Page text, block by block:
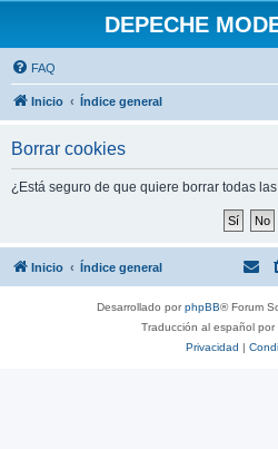
DEPECHE
FAQ
Inicio Índice general
Borrar cookies
¿Está seguro de que quiere borrar todas
Inicio Índice general
Desarrollado porphpBB® Forum
Traducción al español por
Privacidad |